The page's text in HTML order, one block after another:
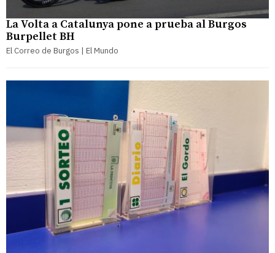
La Volta a Catalunya pone a prueba al Burgos
Burpellet BH
El Correo de Burgos | El Mundo